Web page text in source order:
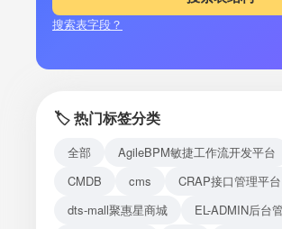
接口测试
搜索表字段？
🏷️ 热门标签分类
全部 AgileBPM敏捷工作流开发平台
CMDB
cms CRAP接口管理平台
dts-mall聚惠星商城
EL-ADMIN后台